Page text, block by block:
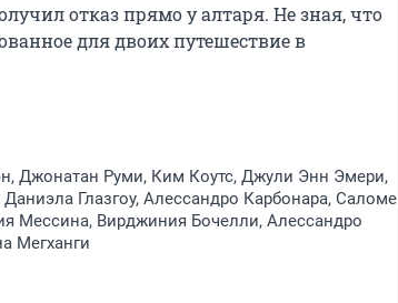
отказ прямо у алтаря. Не зная, что
для двоих путешествие в
Джонатан Руми, Ким Коутс, Джули Энн Эмери,
Глазгоу, Алессандро Карбонара, Саломе
Мессина, Вирджиния Бочелли, Алессандро
Мегханги